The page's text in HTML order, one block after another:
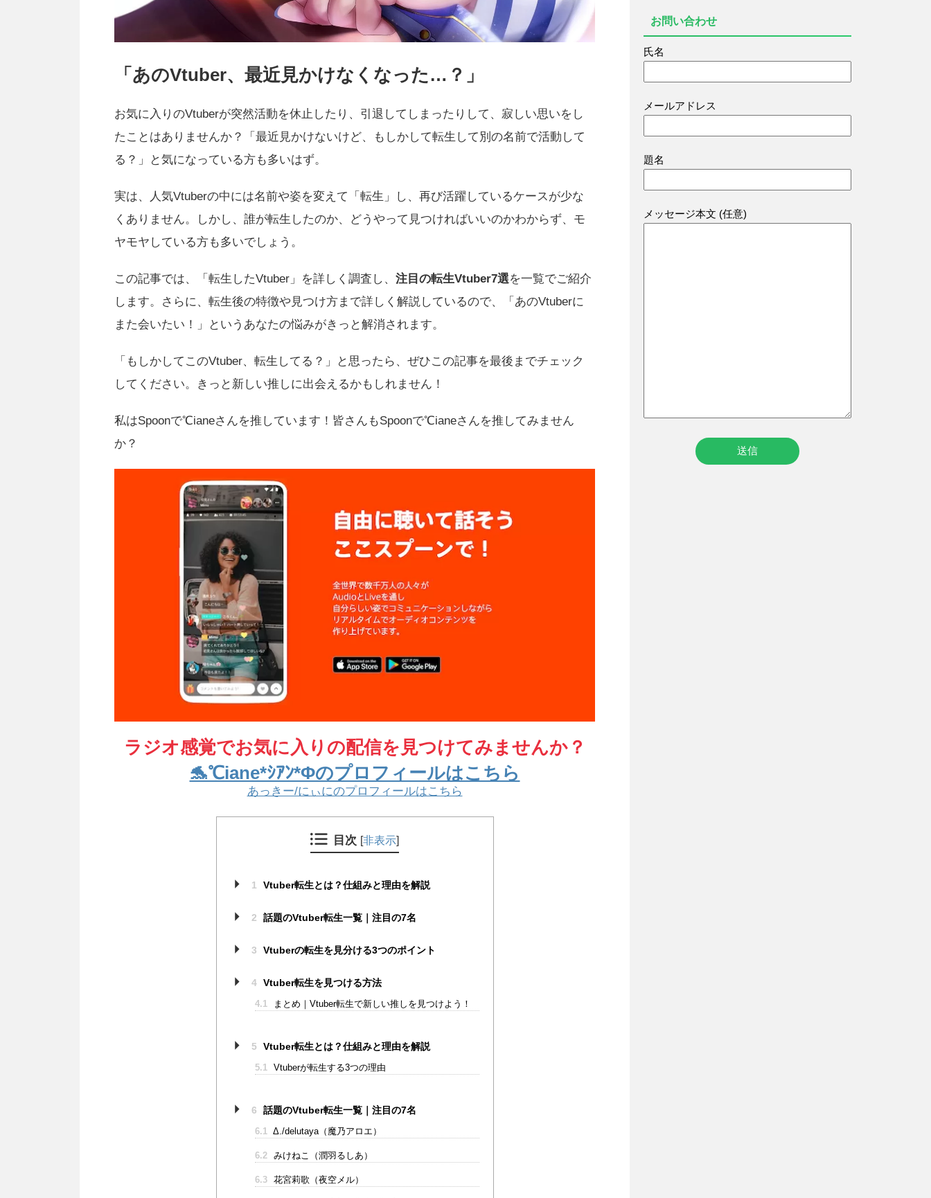
「あのVtuber、最近見かけなくなった…？」
お気に入りのVtuberが突然活動を休止したり、引退してしまったりして、寂しい思いをし
たことはありませんか？「最近見かけないけど、もしかして転生して別の名前で活動して
る？」と気になっている方も多いはず。
実は、人気Vtuberの中には名前や姿を変えて「転生」し、再び活躍しているケースが少な
くありません。しかし、誰が転生したのか、どうやって見つければいいのかわからず、モ
ヤモヤしている方も多いでしょう。
この記事では、「転生したVtuber」を詳しく調査し、 注目の転生Vtuber7選を一覧でご紹介
します。さらに、転生後の特徴や見つけ方まで詳しく解説しているので、「あのVtuberに
また会いたい！」というあなたの悩みがきっと解消されます。
「もしかしてこのVtuber、転生してる？」と思ったら、ぜひこの記事を最後までチェック
してください。きっと新しい推しに出会えるかもしれません！
私はSpoonで℃ianeさんを推しています！皆さんもSpoonで℃ianeさんを推してみません
か？
ラジオ感覚でお気に入りの配信を見つけてみませんか？
🐬℃iane*ｼｱﾝ*Φのプロフィールはこちら
あっきー/にぃにのプロフィールはこちら
目次 [非表示]
1 Vtuber転生とは？仕組みと理由を解説
2 話題のVtuber転生一覧｜注目の7名
3 Vtuberの転生を見分ける3つのポイント
4 Vtuber転生を見つける方法
4.1 まとめ｜Vtuber転生で新しい推しを見つけよう！
5 Vtuber転生とは？仕組みと理由を解説
5.1 Vtuberが転生する3つの理由
6 話題のVtuber転生一覧｜注目の7名
6.1 Δ./delutaya（魔乃アロエ）
6.2 みけねこ（潤羽るしあ）
6.3 花宮莉歌（夜空メル）
お問い合わせ
氏名
メールアドレス
題名
メッセージ本文 (任意)